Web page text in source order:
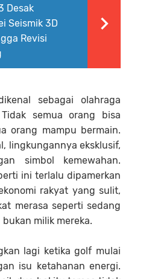
Desak
Seismik 3D
Revisi
sebagai olahraga
semua orang bisa
orang mampu bermain.
lingkungannya eksklusif,
simbol kemewahan.
ini terlalu dipamerkan
rakyat yang sulit,
merasa seperti sedang
milik mereka.
lagi ketika golf mulai
isu ketahanan energi.